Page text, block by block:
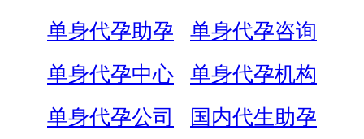
单身代孕助孕
单身代孕咨询
单身代孕中心
单身代孕机构
单身代孕公司
国内代生助孕